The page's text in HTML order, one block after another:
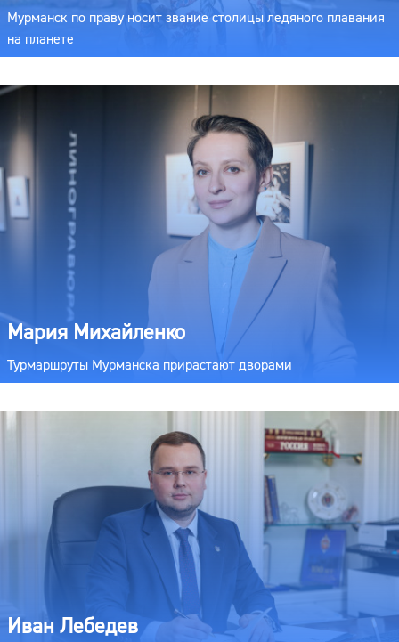
Мурманск по праву носит звание столицы ледяного плавания
на планете
Мария Михайленко
Турмаршруты Мурманска прирастают дворами
Иван Лебедев